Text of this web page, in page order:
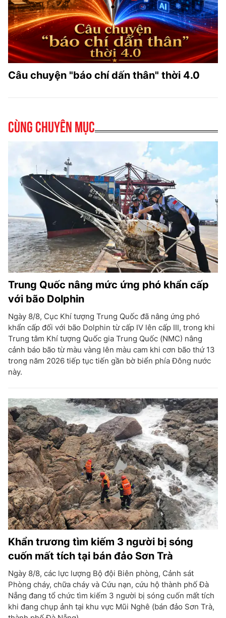
Câu chuyện "báo chí dấn thân" thời 4.0
Cùng chuyên mục
Trung Quốc nâng mức ứng phó khẩn cấp
với bão Dolphin
Ngày 8/8, Cục Khí tượng Trung Quốc đã nâng ứng phó
khẩn cấp đối với bão Dolphin từ cấp IV lên cấp III, trong khi
Trung tâm Khí tượng Quốc gia Trung Quốc (NMC) nâng
cảnh báo bão từ màu vàng lên màu cam khi cơn bão thứ 13
trong năm 2026 tiếp tục tiến gần bờ biển phía Đông nước
này.
Khẩn trương tìm kiếm 3 người bị sóng
cuốn mất tích tại bán đảo Sơn Trà
Ngày 8/8, các lực lượng Bộ đội Biên phòng, Cảnh sát
Phòng cháy, chữa cháy và Cứu nạn, cứu hộ thành phố Đà
Nẵng đang tổ chức tìm kiếm 3 người bị sóng cuốn mất tích
khi đang chụp ảnh tại khu vực Mũi Nghê (bán đảo Sơn Trà,